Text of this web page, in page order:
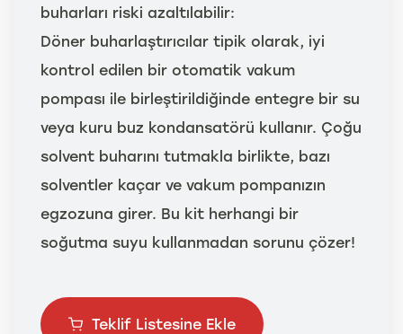
buharları riski azaltılabilir:
Döner buharlaştırıcılar tipik olarak, iyi
kontrol edilen bir otomatik vakum
pompası ile birleştirildiğinde entegre bir su
veya kuru buz kondansatörü kullanır. Çoğu
solvent buharını tutmakla birlikte, bazı
solventler kaçar ve vakum pompanızın
egzozuna girer. Bu kit herhangi bir
soğutma suyu kullanmadan sorunu çözer!
Teklif Listesine Ekle